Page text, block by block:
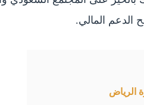
الدعم المالي.
الرياض